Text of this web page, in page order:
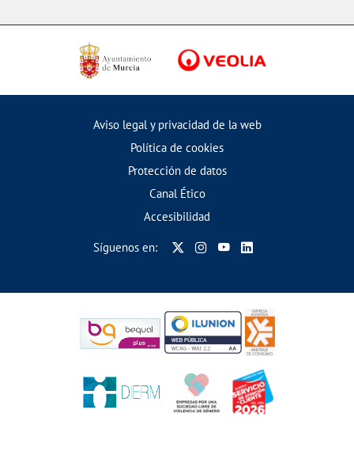
Aviso legal y privacidad de la web
Política de cookies
Protección de datos
Canal Ético
Accesibilidad
Síguenos en: